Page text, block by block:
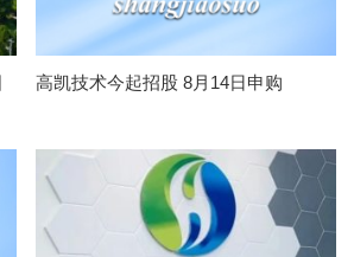
高凯技术今起招股 8月14日申购